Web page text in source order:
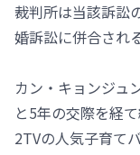
裁判所は当該訴訟
婚訴訟に併合され
カン・キョンジュ
と5年の交際を経
2TVの人気子育て